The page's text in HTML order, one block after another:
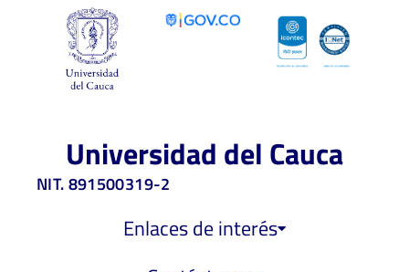
Universidad del Cauca
NIT. 891500319-2
Enlaces de interés